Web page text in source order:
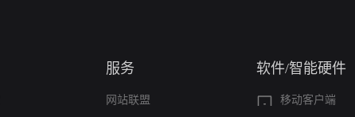
服务
网站联盟
软件/智能硬件
移动客户端